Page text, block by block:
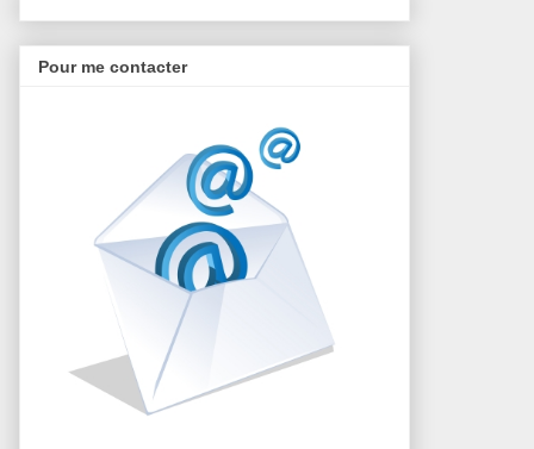
Pour me contacter